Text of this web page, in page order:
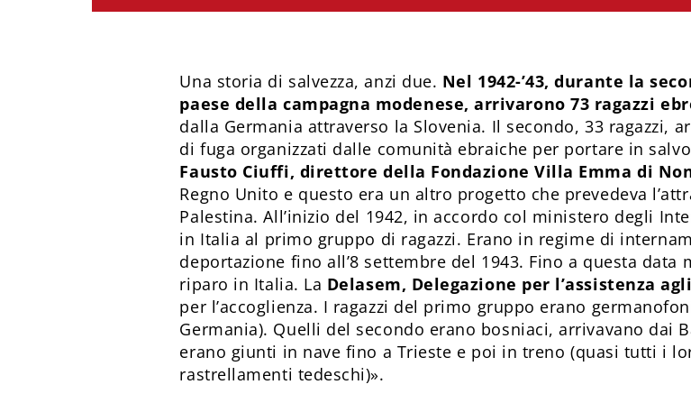
Una storia di salvezza, anzi due. Nel 1942-’43, durante la
paese della campagna modenese, arrivarono 73 ragazzi
dalla Germania attraverso la Slovenia. Il secondo, 33 ragazzi,
di fuga organizzati dalle comunità ebraiche per portare in
Fausto Ciuffi, direttore della Fondazione Villa Emma di
Regno Unito e questo era un altro progetto che prevedeva
Palestina. All’inizio del 1942, in accordo col ministero degli
in Italia al primo gruppo di ragazzi. Erano in regime di
deportazione fino all’8 settembre del 1943. Fino a questa
riparo in Italia. La Delasem, Delegazione per l’assistenza
per l’accoglienza. I ragazzi del primo gruppo erano
Germania). Quelli del secondo erano bosniaci, arrivavano dai
erano giunti in nave fino a Trieste e poi in treno (quasi tutti i
rastrellamenti tedeschi)».